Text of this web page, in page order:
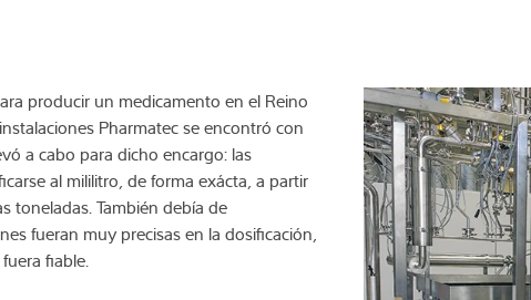
producir un medicamento en el Reino
Pharmatec se encontró con
a cabo para dicho encargo: las
al mililitro, de forma exácta, a partir
toneladas. También debía de
fueran muy precisas en la dosificación,
fiable.